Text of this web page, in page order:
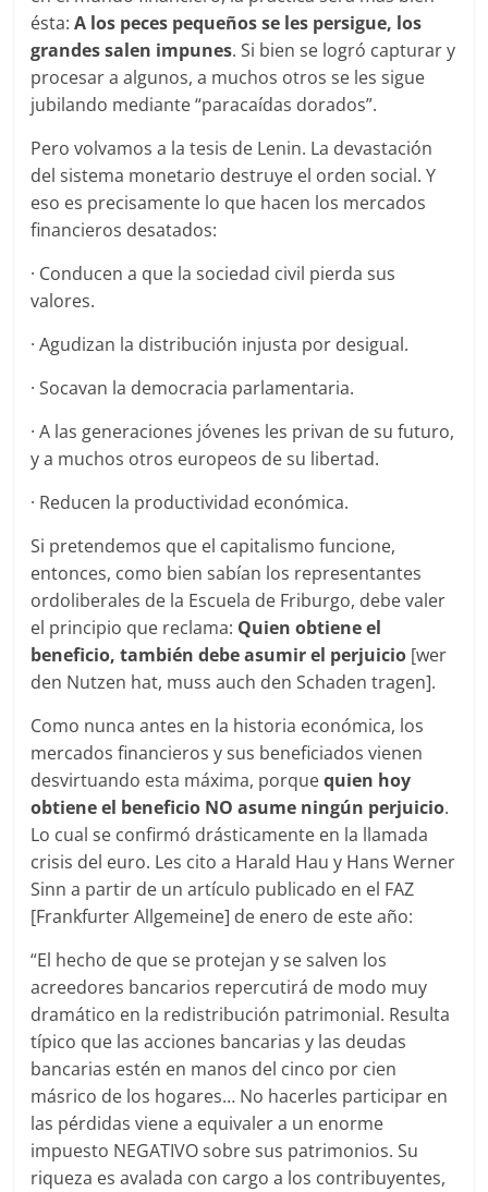
ésta:A los peces pequeños se les persigue, los
grandes salen impunes. Si bien se logró capturar y
procesar a algunos, a muchos otros se les sigue
jubilando mediante “paracaídas dorados”.
Pero volvamos a la tesis de Lenin. La devastación
del sistema monetario destruye el orden social. Y
eso es precisamente lo que hacen los mercados
financieros desatados:
· Conducen a que la sociedad civil pierda sus
valores.
· Agudizan la distribución injusta por desigual.
· Socavan la democracia parlamentaria.
· A las generaciones jóvenes les privan de su futuro,
y a muchos otros europeos de su libertad.
· Reducen la productividad económica.
Si pretendemos que el capitalismo funcione,
entonces, como bien sabían los representantes
ordoliberales de la Escuela de Friburgo, debe valer
el principio que reclama: Quien obtiene el
beneficio, también debe asumir el perjuicio [wer
den Nutzen hat, muss auch den Schaden tragen].
Como nunca antes en la historia económica, los
mercados financieros y sus beneficiados vienen
desvirtuando esta máxima, porquequien hoy
obtiene el beneficio NO asume ningún perjuicio.
Lo cual se confirmó drásticamente en la llamada
crisis del euro. Les cito a Harald Hau y Hans Werner
Sinn a partir de un artículo publicado en el FAZ
[Frankfurter Allgemeine] de enero de este año:
“El hecho de que se protejan y se salven los
acreedores bancarios repercutirá de modo muy
dramático en la redistribución patrimonial. Resulta
típico que las acciones bancarias y las deudas
bancarias estén en manos del cinco por cien
másrico de los hogares… No hacerles participar en
las pérdidas viene a equivaler a un enorme
impuesto NEGATIVO sobre sus patrimonios. Su
riqueza es avalada con cargo a los contribuyentes,